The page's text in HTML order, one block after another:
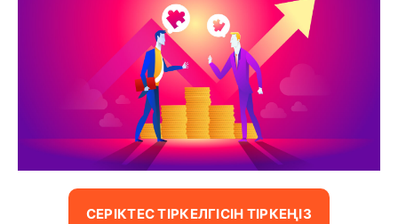
СЕРІКТЕС ТІРКЕЛГІСІН ТІРКЕҢІЗ